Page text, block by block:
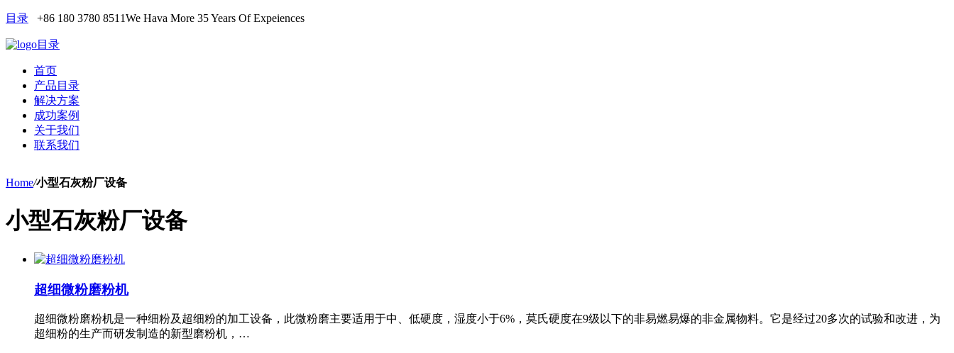
目录 +86 180 3780 8511We Hava More 35 Years Of Expeiences
目录
首页
产品目录
解决方案
成功案例
关于我们
联系我们
Home/小型石灰粉厂设备
小型石灰粉厂设备
超细微粉磨粉机
超细微粉磨粉机是一种细粉及超细粉的加工设备，此微粉磨主要适用于中、低硬度，湿度小于6%，莫氏硬度在9级以下的非易燃易爆的非金属物料。它是经过20多次的试验和改进，为
超细粉的生产而研发制造的新型磨粉机，…